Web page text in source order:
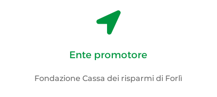

Ente promotore
Fondazione Cassa dei risparmi di Forlì